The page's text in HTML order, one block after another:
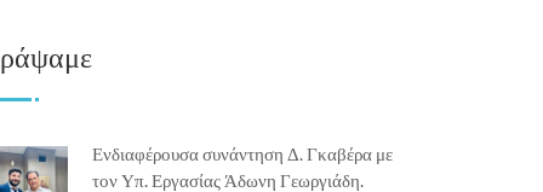
Ενδιαφέρουσα συνάντηση Δ. Γκαβέρα με
τον Υπ. Εργασίας Άδωνη Γεωργιάδη.